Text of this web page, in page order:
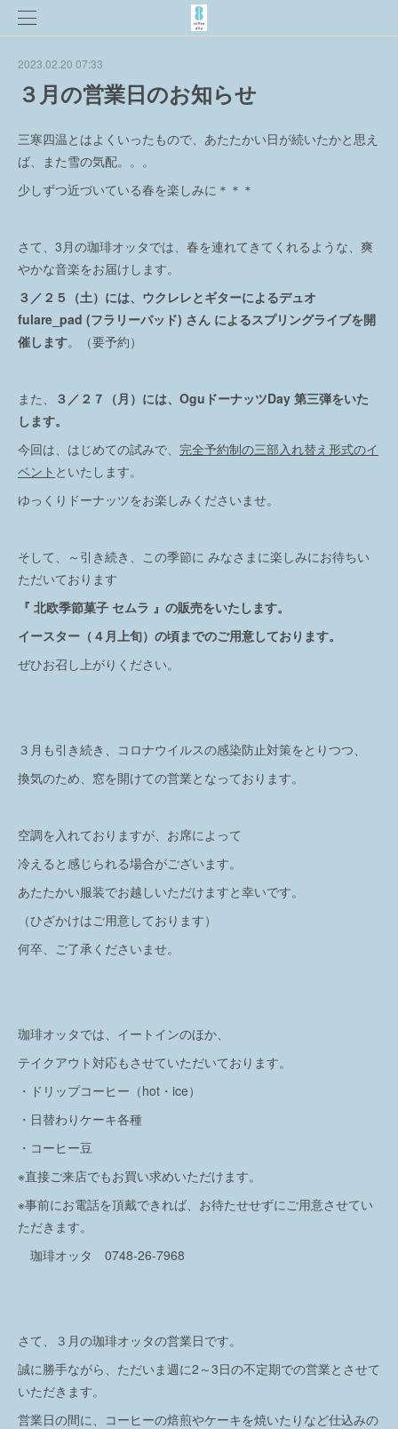
2023.02.20 07:33
３月の営業日のお知らせ
三寒四温とはよくいったもので、あたたかい日が続いたかと思え
ば、また雪の気配。。。
少しずつ近づいている春を楽しみに＊＊＊
さて、3月の珈琲オッタでは、春を連れてきてくれるような、爽
やかな音楽をお届けします。
３／ ２５（土）には、ウクレレとギターによるデュオ
fulare_pad (フラリーパッド) さん によるスプリングライブを開
催します。（要予約）
また、
３／２７（月）には、OguドーナッツDay 第三弾をいた
します。
今回は、はじめての試みで、 完全予約制の三部入れ替え形式のイ
ベント といたします。
ゆっくりドーナッツをお楽しみくださいませ。
そして、～引き続き、この季節に みなさまに楽しみにお待ちい
ただいております
『 北欧季節菓子 セムラ 』の販売をいたします。
イースター（４月上旬）の頃までのご用意しております。
ぜひお召し上がりください。
３月も引き続き、コロナウイルスの感染防止対策をとりつつ、
換気のため、窓を開けての営業となっております。
空調を入れておりますが、お席によって
冷えると感じられる場合がございます。
あたたかい服装でお越しいただけますと幸いです。
（ひざかけはご用意しております）
何卒、ご了承くださいませ。
珈琲オッタでは、イートインのほか、
テイクアウト対応もさせていただいております。
・ドリップコーヒー（hot・ice）
・日替わりケーキ各種
・コーヒー豆
※直接ご来店でもお買い求めいただけます。
※事前にお電話を頂戴できれば、お待たせせずにご用意させてい
ただきます。
珈琲オッタ 0748-26-7968
さて、３月の珈琲オッタの営業日です。
誠に勝手ながら、ただいま週に2～3日の不定期での営業とさせて
いただきます。
営業日の間に、コーヒーの焙煎やケーキを焼いたりなど仕込みの